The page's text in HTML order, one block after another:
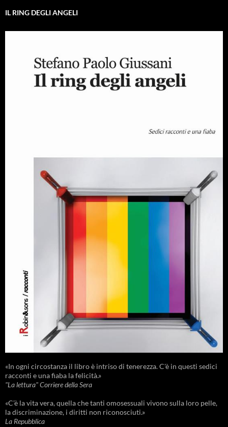
IL RING DEGLI ANGELI
«In ogni circostanza il libro è intriso di tenerezza. C'è in questi sedici
racconti e una fiaba la felicità.»
"La lettura" Corriere della Sera
«C’è la vita vera, quella che tanti omosessuali vivono sulla loro pelle,
la discriminazione, i diritti non riconosciuti.»
La Repubblica